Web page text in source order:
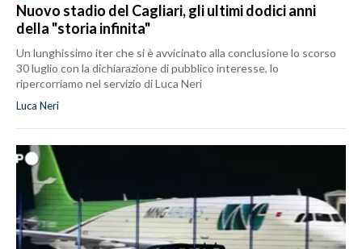
Nuovo stadio del Cagliari, gli ultimi dodici anni
della "storia infinita"
Un lunghissimo iter che si è avvicinato alla conclusione lo scorso
30 luglio con la dichiarazione di pubblico interesse, lo
ripercorriamo nel servizio di Luca Neri
Luca Neri